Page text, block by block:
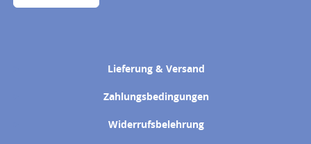
Lieferung & Versand
Zahlungsbedingungen
Widerrufsbelehrung